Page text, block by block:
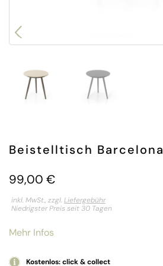
Beistelltisch Barcelona
99,00 €
inkl. MwSt., zzgl.Liefergebühr
Niedrigster Preis seit 30 Tagen
Mehr Infos
Kostenlos: click & collect